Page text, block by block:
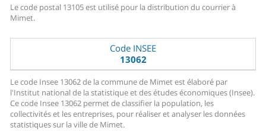
Le code postal 13105 est utilisé pour la distribution du courrier à
Mimet.
Code INSEE
13062
Le code Insee 13062 de la commune de Mimet est élaboré par
l'Institut national de la statistique et des études économiques (Insee).
Ce code Insee 13062 permet de classifier la population, les
collectivités et les entreprises, pour réaliser et analyser les données
statistiques sur la ville de Mimet.